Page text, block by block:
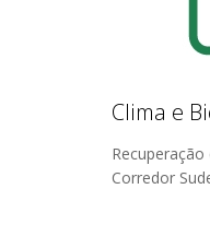
Clima e
Corredor